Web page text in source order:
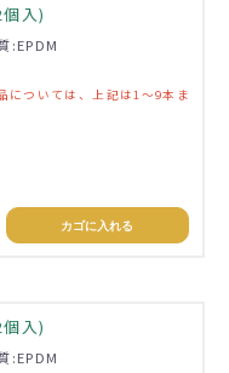
入)
:EPDM
ついては、上記は1～9本ま
カゴに入れる
入)
:EPDM